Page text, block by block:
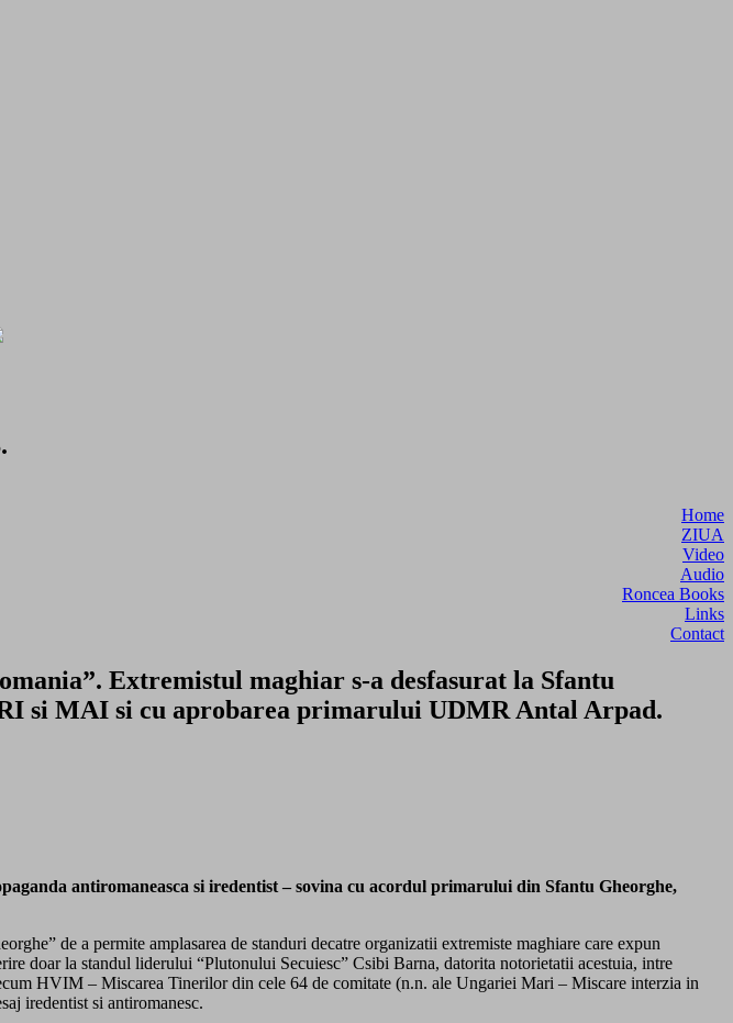
Home
ZIUA
Video
Audio
Roncea Books
Links
Contact
Extremistul maghiar s-a desfasurat la Sfantu
si MAI si cu aprobarea primarului UDMR Antal Arpad.
antiromaneasca si iredentist – sovina cu acordul primarului din Sfantu Gheorghe,
de a permite amplasarea de standuri decatre organizatii extremiste maghiare care expun
doar la standul liderului “Plutonului Secuiesc” Csibi Barna, datorita notorietatii acestuia, intre
HVIM – Miscarea Tinerilor din cele 64 de comitate (n.n. ale Ungariei Mari – Miscare interzia in
iredentist si antiromanesc.